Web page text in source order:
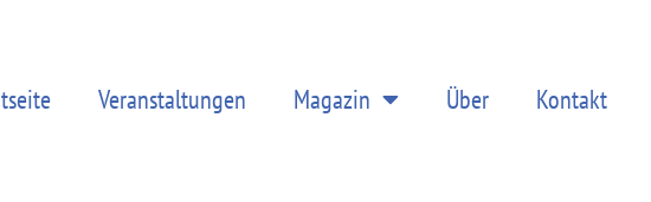
Veranstaltungen Magazin Über Kontakt